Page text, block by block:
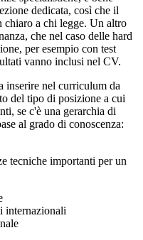
dedicata, così che il
chiaro a chi legge. Un altro
che nel caso delle hard
per esempio con test
vanno inclusi nel CV.
inserire nel curriculum da
del tipo di posizione a cui
se c'è una gerarchia di
al grado di conoscenza:
tecniche importanti per un
internazionali